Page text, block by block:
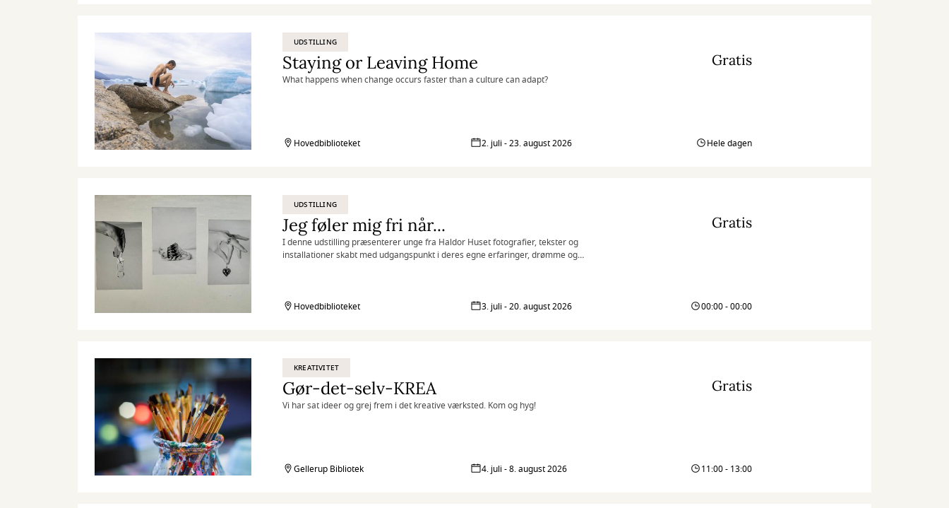
UDSTILLING
Staying or Leaving Home
What happens when change occurs faster than a culture can adapt?
Gratis
Hovedbiblioteket 2. juli - 23. august 2026 Hele dagen
UDSTILLING
Jeg føler mig fri når...
I denne udstilling præsenterer unge fra Haldor Huset fotografier, tekster og
installationer skabt med udgangspunkt i deres egne erfaringer, drømme og
Gratis
Hovedbiblioteket 3. juli - 20. august 2026 00:00 - 00:00
KREATIVITET
Gør-det-selv-KREA
Vi har sat ideer og grej frem i det kreative værksted. Kom og hyg!
Gratis
Gellerup Bibliotek 4. juli - 8. august 2026 11:00 - 13:00